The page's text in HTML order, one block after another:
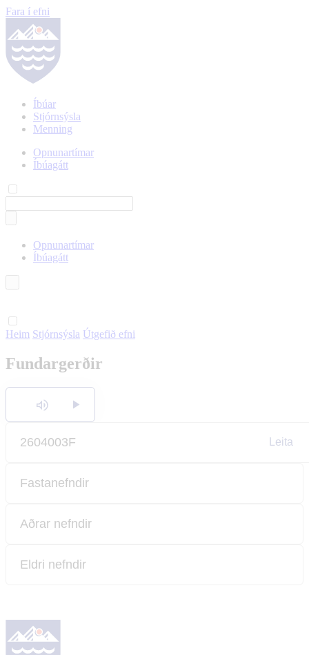
Fara í efni
Íbúar
Stjórnsýsla
Menning
Opnunartímar
Íbúagátt
Opnunartímar
Íbúagátt
Heim Stjórnsýsla Útgefið efni
Fundargerðir
Hlusta
Leita